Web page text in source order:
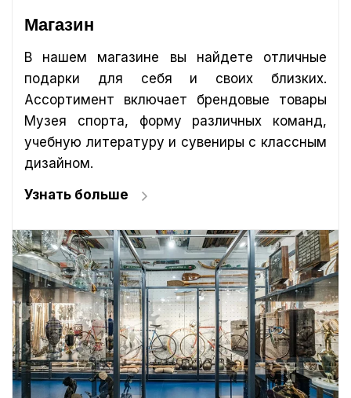
Магазин
В нашем магазине вы найдете отличные
подарки для себя и своих близких.
Ассортимент включает брендовые товары
Музея спорта, форму различных команд,
учебную литературу и сувениры с классным
дизайном.
Узнать больше